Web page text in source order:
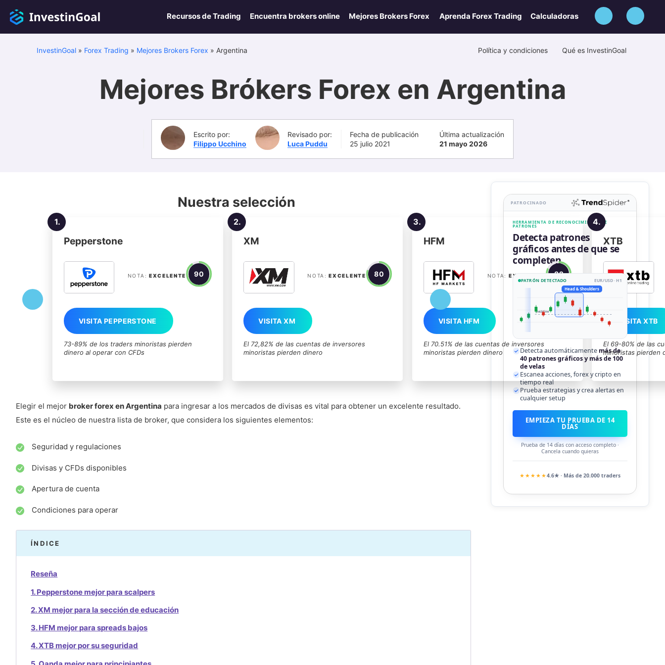
Recursos de Trading Encuentra brokers online Mejores Brokers Forex Aprenda Forex Trading Calculadoras
Política y condiciones Qué es InvestinGoal
InvestinGoal» Forex Trading » Mejores Brokers Forex » Argentina
Mejores Brókers Forex en Argentina
Escrito por:
Filippo Ucchino
Revisado por:
Luca Puddu
Fecha de publicación
25 julio 2021
Última actualización
21 mayo 2026
Nuestra selección
1.
Pepperstone
NOTA: EXCELENTE 90
VISITA PEPPERSTONE
73-89% de los traders minoristas pierden
dinero al operar con CFDs
2.
XM
NOTA: EXCELENTE 80
VISITA XM
El 72,82% de las cuentas de inversores
minoristas pierden dinero
3.
HFM
NOTA: EXCELENTE 82
VISITA HFM
El 70.51% de las cuentas de inversores
minoristas pierden dinero
4.
XTB
VISITA XTB
El 69-80% de las
minoristas pierden
Elegir el mejor broker forex en Argentina para ingresar a los mercados de divisas es vital para obtener un excelente resultado.
Este es el núcleo de nuestra lista de broker, que considera los siguientes elementos:
Seguridad y regulaciones
Divisas y CFDs disponibles
Apertura de cuenta
Condiciones para operar
ÍNDICE
Reseña
1. Pepperstone mejor para scalpers
2. XM mejor para la sección de educación
3. HFM mejor para spreads bajos
4. XTB mejor por su seguridad
PATROCINADO
HERRAMIENTA DE RECONOCIMIENTO DE
PATRONES
Detecta patrones
gráficos antes de que se
completen.
PATRÓN DETECTADO EUR/USD · H1
neckline
Head & Shoulders
Detecta automáticamente más de
40 patrones gráficos y más de 100
de velas
Escanea acciones, forex y cripto en
tiempo real
Prueba estrategias y crea alertas en
cualquier setup
EMPIEZA TU PRUEBA DE 14
DÍAS
Prueba de 14 días con acceso completo ·
Cancela cuando quieras
★★★★★4.6★ · Más de 20.000 traders